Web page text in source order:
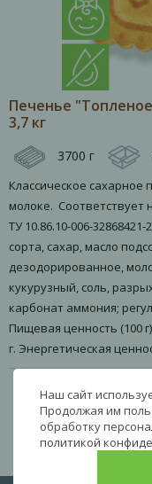
Печенье
3,7 кг
3700 г
Классическое сахарное
молоке. Соответствует
ТУ 10.86.10-006-
сорта, сахар, масло
дезодорированное,
кукурузный, соль,
карбонат аммония;
Пищевая ценность (100
г. Энергетическая
Наш сайт
Продолжая им
обработку
политикой